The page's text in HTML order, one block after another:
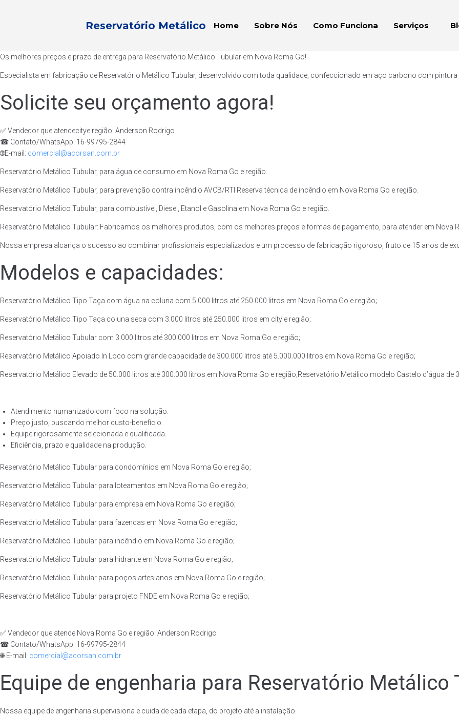
Reservatório Metálico Home Sobre Nós Como Funciona Serviços
Os melhores preços e prazo de entrega para Reservatório Metálico Tubular em Nova Roma Go!
Especialista em fabricação de Reservatório Metálico Tubular, desenvolvido com toda qualidade, confeccionado em aço carbono com pintura
Solicite seu orçamento agora!
✅ Vendedor que atendecitye região: Anderson Rodrigo
☎ Contato/WhatsApp: 16-99795-2844
🌐E-mail: comercial@acorsan.com.br
Reservatório Metálico Tubular, para água de consumo em Nova Roma Go e região.
Reservatório Metálico Tubular, para prevenção contra incêndio AVCB/RTI Reserva técnica de incêndio em Nova Roma Go e região.
Reservatório Metálico Tubular, para combustível, Diesel, Etanol e Gasolina em Nova Roma Go e região.
Reservatório Metálico Tubular: Fabricamos os melhores produtos, com os melhores preços e formas de pagamento, para atender em Nova
Nossa empresa alcança o sucesso ao combinar profissionais especializados e um processo de fabricação rigoroso, fruto de 15 anos de
Modelos e capacidades:
Reservatório Metálico Tipo Taça com água na coluna com 5.000 litros até 250.000 litros em Nova Roma Go e região;
Reservatório Metálico Tipo Taça coluna seca com 3.000 litros até 250.000 litros em city e região;
Reservatório Metálico Tubular com 3.000 litros até 300.000 litros em Nova Roma Go e região;
Reservatório Metálico Apoiado In Loco com grande capacidade de 300.000 litros até 5.000.000 litros em Nova Roma Go e região;
Reservatório Metálico Elevado de 50.000 litros até 300.000 litros em Nova Roma Go e região;Reservatório Metálico modelo Castelo d’água
Atendimento humanizado com foco na solução.
Preço justo, buscando melhor custo-benefício.
Equipe rigorosamente selecionada e qualificada.
Eficiência, prazo e qualidade na produção.
Reservatório Metálico Tubular para condomínios em Nova Roma Go e região;
Reservatório Metálico Tubular para loteamentos em Nova Roma Go e região;
Reservatório Metálico Tubular para empresa em Nova Roma Go e região;
Reservatório Metálico Tubular para fazendas em Nova Roma Go e região;
Reservatório Metálico Tubular para incêndio em Nova Roma Go e região;
Reservatório Metálico Tubular para hidrante em Nova Roma Go e região;
Reservatório Metálico Tubular para poços artesianos em Nova Roma Go e região;
Reservatório Metálico Tubular para projeto FNDE em Nova Roma Go e região;
✅ Vendedor que atende Nova Roma Go e região: Anderson Rodrigo
☎ Contato/WhatsApp: 16-99795-2844
🌐 E-mail: comercial@acorsan.com.br
Equipe de engenharia para Reservatório Metálico
Nossa equipe de engenharia supervisiona e cuida de cada etapa, do projeto até a instalação.